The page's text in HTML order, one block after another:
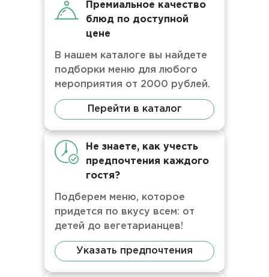
Премиальное качество
блюд по доступной
цене
В нашем каталоге вы найдете
подборки меню для любого
мероприятия от 2000 рублей.
Перейти в каталог
Не знаете, как учесть
предпочтения каждого
гостя?
Подберем меню, которое
придется по вкусу всем: от
детей до вегетарианцев!
Указать предпочтения